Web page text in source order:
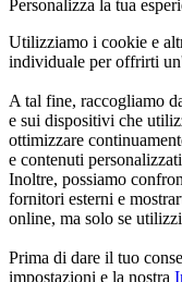
Personalizza la tua
Utilizziamo i cookie e
individuale per offrirti
A tal fine, raccogliamo
e sui dispositivi che
ottimizzare
e contenuti
Inoltre, possiamo
fornitori esterni e
online, ma solo se
Prima di dare il tuo
impostazioni e la nostra